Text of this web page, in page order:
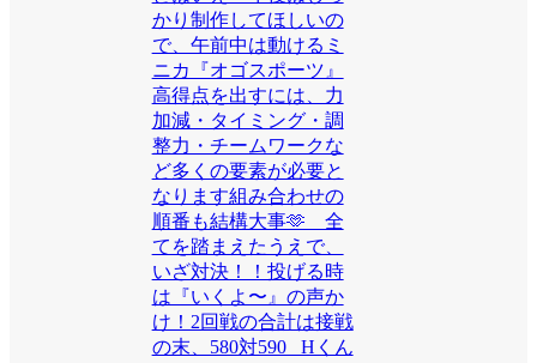
かり制作してほしいの
で、午前中は動けるミ
ニカ『オゴスポーツ』
高得点を出すには、力
加減・タイミング・調
整力・チームワークな
ど多くの要素が必要と
なります組み合わせの
順番も結構大事🫶 全
てを踏まえたうえで、
いざ対決！！投げる時
は『いくよ〜』の声か
け！2回戦の合計は接戦
の末、580対590 Hくん